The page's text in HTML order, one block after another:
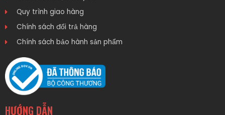
Quy trình giao hàng
Chính sách đổi trả hàng
Chính sách bảo hành sản phẩm
HƯỚNG DẪN